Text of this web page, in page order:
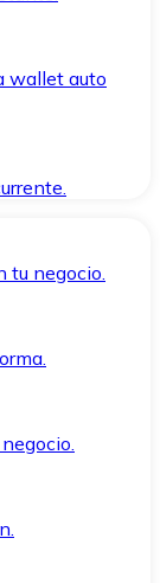
wallet auto
tu negocio.